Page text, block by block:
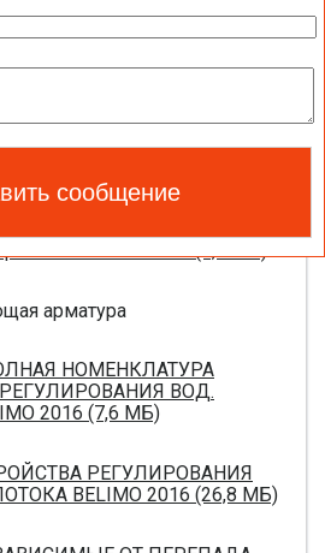
электроприводов для систем
(17,5 МБ)
ДЛЯ
BELIMO 2016 (18,2
клапанов 2015 (0,8 МБ)
арматура
НОМЕНКЛАТУРА
ВОД.
2016 (7,6 МБ)
РЕГУЛИРОВАНИЯ
BELIMO 2016 (26,8 МБ)